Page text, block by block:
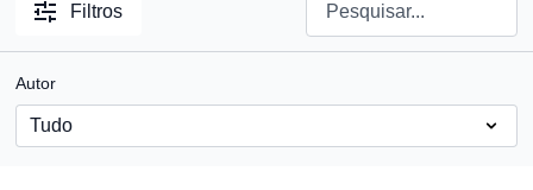
Filtros
Autor